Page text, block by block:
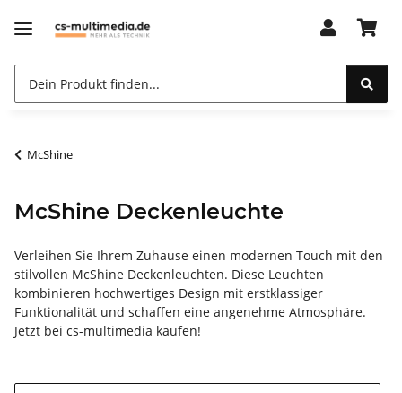
McShine
McShine Deckenleuchte
Verleihen Sie Ihrem Zuhause einen modernen Touch mit den
stilvollen McShine Deckenleuchten. Diese Leuchten
kombinieren hochwertiges Design mit erstklassiger
Funktionalität und schaffen eine angenehme Atmosphäre.
Jetzt bei cs-multimedia kaufen!